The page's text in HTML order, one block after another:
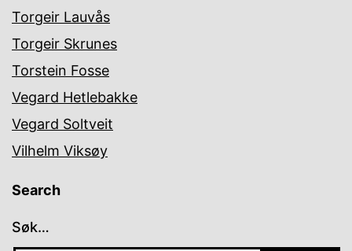
Torgeir Lauvås
Torgeir Skrunes
Torstein Fosse
Vegard Hetlebakke
Vegard Soltveit
Vilhelm Viksøy
Search
Søk…